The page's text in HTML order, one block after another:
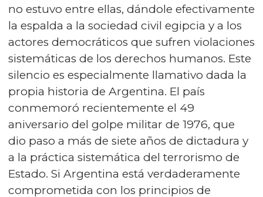
no estuvo entre ellas, dándole efectivamente
la espalda a la sociedad civil egipcia y a los
actores democráticos que sufren violaciones
sistemáticas de los derechos humanos. Este
silencio es especialmente llamativo dada la
propia historia de Argentina. El país
conmemoró recientemente el 49
aniversario del golpe militar de 1976, que
dio paso a más de siete años de dictadura y
a la práctica sistemática del terrorismo de
Estado. Si Argentina está verdaderamente
comprometida con los principios de